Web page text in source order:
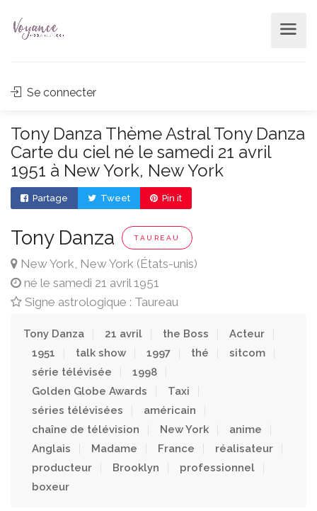
Se connecter
Tony Danza Thème Astral Tony Danza
Carte du ciel né le samedi 21 avril
1951 à New York, New York
Partage Tweet Pin it
Tony Danza TAUREAU
New York, New York (États-unis)
né le samedi 21 avril 1951
Signe astrologique : Taureau
Tony Danza 21 avril the Boss
Acteur
1951
talk show 1997 thé
sitcom
série télévisée
1998
Golden Globe Awards
Taxi
séries télévisées
américain
chaîne de télévision
New York
anime
Anglais
Madame France
réalisateur
producteur
Brooklyn
professionnel
boxeur